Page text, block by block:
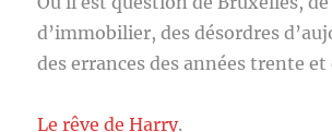
d’immobilier, des désordres
des errances des années trente
Le rêve de Harry.